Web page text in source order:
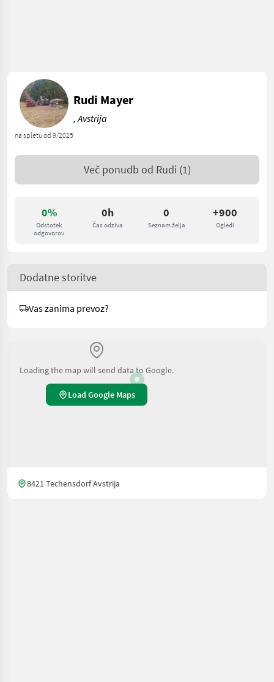
0%
Odstotek
odgovorov
0h
Čas odziva
0
Seznam želja
+900
Ogledi
na spletu od 9/2025
Rudi Mayer
, Avstrija
Več ponudb od Rudi (1)
Dodatne storitve
Vas zanima prevoz?
Loading the map will send data to Google.
Load Google Maps
8421 Techensdorf Avstrija